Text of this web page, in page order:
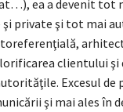
ea a devenit tot
şi private şi tot mai
clientului
Excesul de
şi mai ales în